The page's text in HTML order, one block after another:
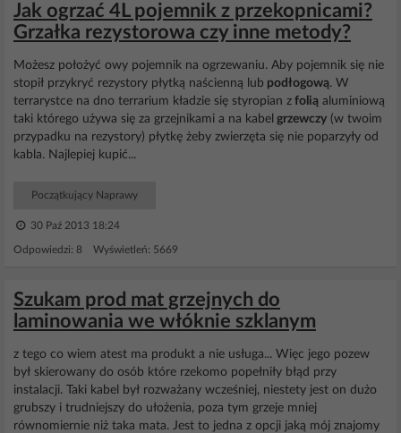
Jak ogrzać 4L pojemnik z przekopnicami?
Grzałka rezystorowa czy inne metody?
Możesz położyć owy pojemnik na ogrzewaniu. Aby pojemnik się nie
stopił przykryć rezystory płytką naścienną lub podłogową. W
terrarystce na dno terrarium kładzie się styropian z folią aluminiową
taki którego używa się za grzejnikami a na kabel grzewczy (w twoim
przypadku na rezystory) płytkę żeby zwierzęta się nie poparzyły od
kabla. Najlepiej kupić...
Początkujący Naprawy
30 Paź 2013 18:24
Odpowiedzi: 8 Wyświetleń: 5669
Szukam prod mat grzejnych do
laminowania we włóknie szklanym
z tego co wiem atest ma produkt a nie usługa... Więc jego pozew
był skierowany do osób które rzekomo popełniły błąd przy
instalacji. Taki kabel był rozważany wcześniej, niestety jest on dużo
grubszy i trudniejszy do ułożenia, poza tym grzeje mniej
równomiernie niż taka mata. Jest to jedna z opcji jaką mój znajomy